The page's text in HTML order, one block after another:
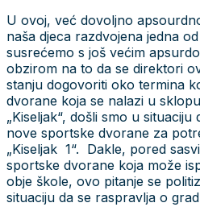
U ovoj, već dovoljno
naša djeca razdvojena jedna
susrećemo s još većim
obzirom na to da se direktori
stanju dogovoriti oko termina
dvorane koja se nalazi u
„Kiseljak“, došli smo u
nove sportske dvorane za
„Kiseljak 1“. Dakle, pored
sportske dvorane koja može
obje škole, ovo pitanje se
situaciju da se raspravlja o